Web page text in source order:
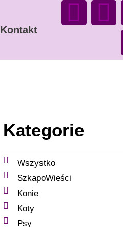
Kontakt
Kategorie
Wszystko
SzkapoWieści
Konie
Koty
Psy